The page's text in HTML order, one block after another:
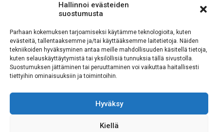
Hallinnoi evästeiden
suostumusta
Parhaan kokemuksen tarjoamiseksi käytämme teknologioita, kuten
evästeitä, tallentaaksemme ja/tai käyttääksemme laitetietoja. Näiden
tekniikoiden hyväksyminen antaa meille mahdollisuuden käsitellä tietoja,
kuten selauskäyttäytymistä tai yksilöllisiä tunnuksia tällä sivustolla.
Suostumuksen jättäminen tai peruuttaminen voi vaikuttaa haitallisesti
tiettyihin ominaisuuksiin ja toimintoihin.
Hyväksy
Kiellä
Tietosuojaseloste
Verkkolaskutustiedot